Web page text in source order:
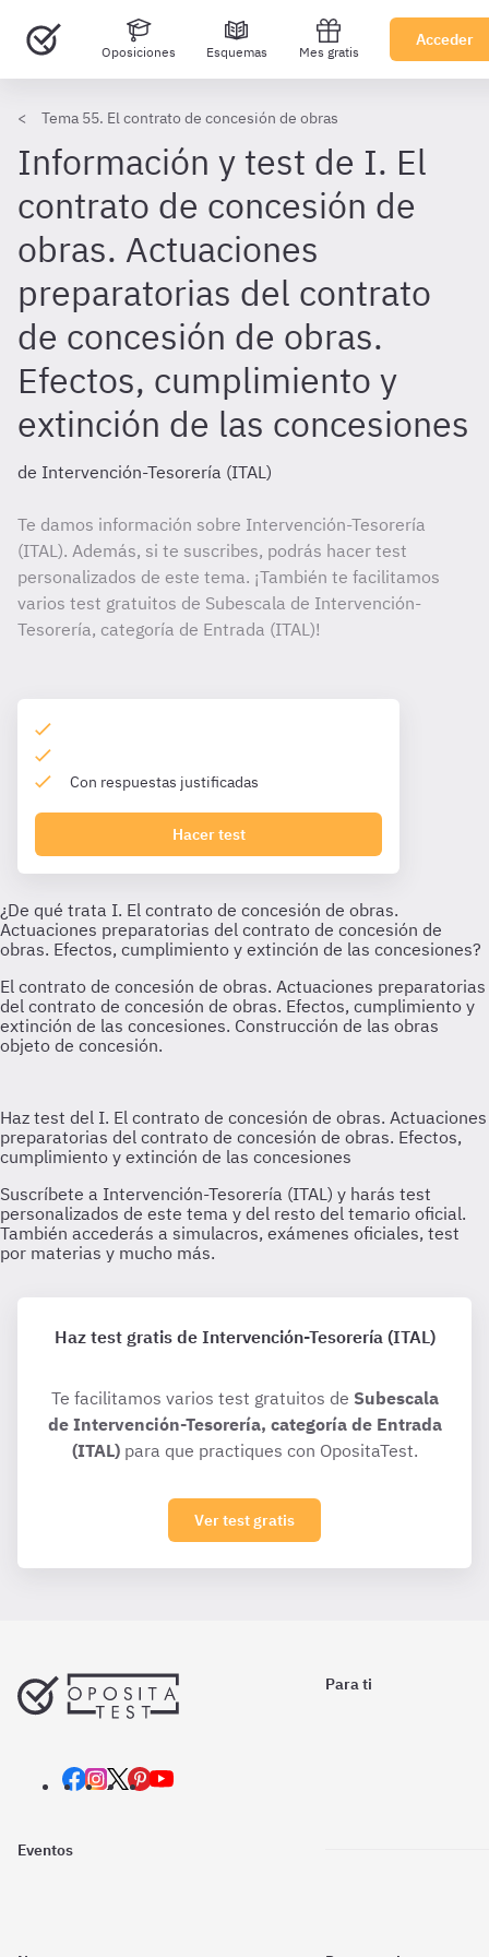
Oposiciones Esquemas Mes gratis
Acceder
Tema 55. El contrato de concesión de obras
Información y test de I. El
contrato de concesión de
obras. Actuaciones
preparatorias del contrato
de concesión de obras.
Efectos, cumplimiento y
extinción de las concesiones
de Intervención-Tesorería (ITAL)
Te damos información sobre Intervención-Tesorería
(ITAL). Además, si te suscribes, podrás hacer test
personalizados de este tema. ¡También te facilitamos
varios test gratuitos de Subescala de Intervención-
Tesorería, categoría de Entrada (ITAL)!
Con respuestas justificadas
Hacer test
Haz test gratis de Intervención-Tesorería (ITAL)
Te facilitamos varios test gratuitos de Subescala
de Intervención-Tesorería, categoría de Entrada
(ITAL)para que practiques con OpositaTest.
Ver test gratis
Para ti
Eventos